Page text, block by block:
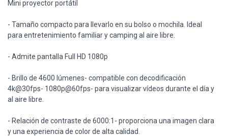
Mini proyector portátil
- Tamaño compacto para llevarlo en su bolso o mochila. Ideal
para entretenimiento familiar y camping al aire libre.
- Admite pantalla Full HD 1080p
- Brillo de 4600 lúmenes- compatible con decodificación
4k@30fps- 1080p@60fps- para visualizar vídeos durante el día y
al aire libre.
- Relación de contraste de 6000:1- proporciona una imagen clara
y una experiencia de color de alta calidad.